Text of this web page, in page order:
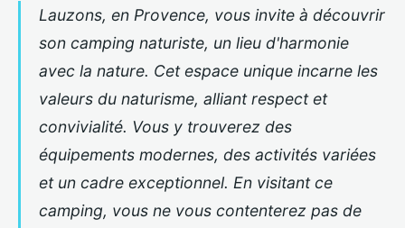
Lauzons, en Provence, vous invite à découvrir
son camping naturiste, un lieu d'harmonie
avec la nature. Cet espace unique incarne les
valeurs du naturisme, alliant respect et
convivialité. Vous y trouverez des
équipements modernes, des activités variées
et un cadre exceptionnel. En visitant ce
camping, vous ne vous contenterez pas de